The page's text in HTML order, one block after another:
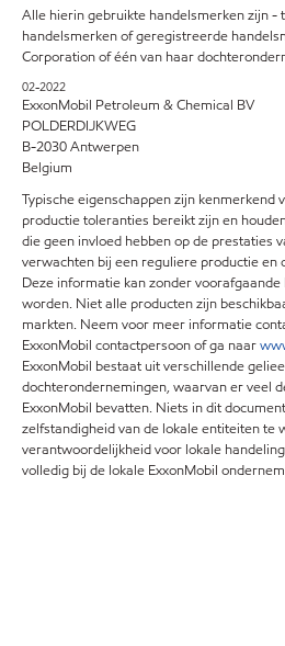
Alle hierin gebruikte handelsmerken zijn -
handelsmerken of geregistreerde
Corporation of één van haar
02-2022
ExxonMobil Petroleum & Chemical BV
POLDERDIJKWEG
B-2030 Antwerpen
Belgium
Typische eigenschappen zijn kenmerkend
productie toleranties bereikt zijn en
die geen invloed hebben op de prestaties
verwachten bij een reguliere productie en
Deze informatie kan zonder
worden. Niet alle producten zijn
markten. Neem voor meer informatie
ExxonMobil contactpersoon of ga naar
ExxonMobil bestaat uit verschillende
dochterondernemingen, waarvan er veel
ExxonMobil bevatten. Niets in dit
zelfstandigheid van de lokale entiteiten te
verantwoordelijkheid voor lokale
volledig bij de lokale ExxonMobil